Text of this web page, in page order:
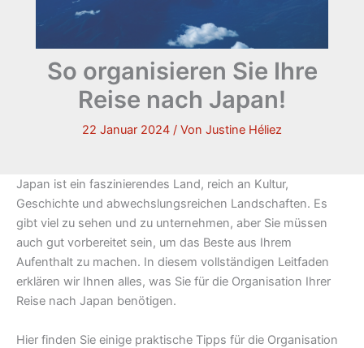
So organisieren Sie Ihre
Reise nach Japan!
22 Januar 2024 / Von Justine Héliez
Japan ist ein faszinierendes Land, reich an Kultur,
Geschichte und abwechslungsreichen Landschaften. Es
gibt viel zu sehen und zu unternehmen, aber Sie müssen
auch gut vorbereitet sein, um das Beste aus Ihrem
Aufenthalt zu machen. In diesem vollständigen Leitfaden
erklären wir Ihnen alles, was Sie für die Organisation Ihrer
Reise nach Japan benötigen.
Hier finden Sie einige praktische Tipps für die Organisation